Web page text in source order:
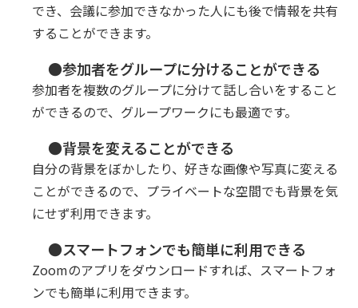
でき、会議に参加できなかった人にも後で情報を共有
することができます。
●参加者をグループに分けることができる
参加者を複数のグループに分けて話し合いをすること
ができるので、グループワークにも最適です。
●背景を変えることができる
自分の背景をぼかしたり、好きな画像や写真に変える
ことができるので、プライベートな空間でも背景を気
にせず利用できます。
●スマートフォンでも簡単に利用できる
Zoomのアプリをダウンロードすれば、スマートフォ
ンでも簡単に利用できます。